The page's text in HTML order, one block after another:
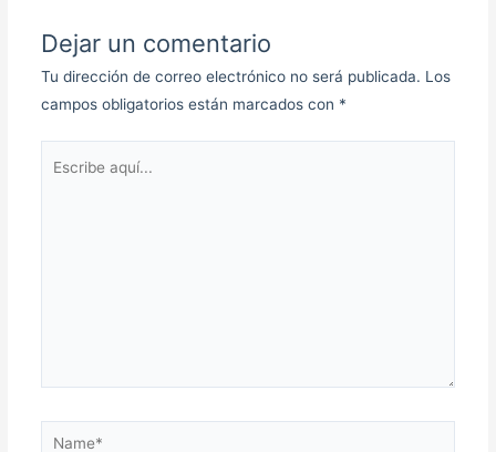
Dejar un comentario
Tu dirección de correo electrónico no será publicada. Los
campos obligatorios están marcados con *
Name*